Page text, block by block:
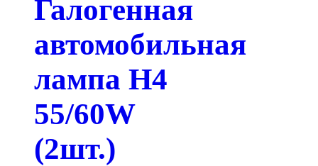
Галогенная
автомобильная
лампа H4
55/60W
(2шт.)